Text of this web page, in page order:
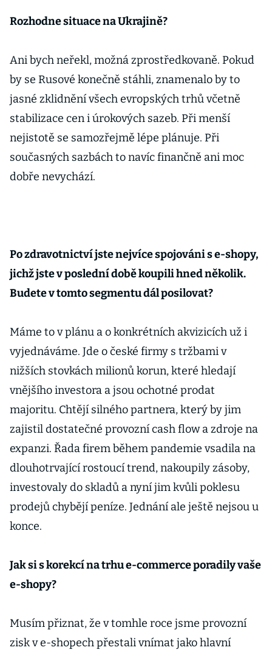
Rozhodne situace na Ukrajině?
Ani bych neřekl, možná zprostředkovaně. Pokud
by se Rusové konečně stáhli, znamenalo by to
jasné zklidnění všech evropských trhů včetně
stabilizace cen i úrokových sazeb. Při menší
nejistotě se samozřejmě lépe plánuje. Při
současných sazbách to navíc finančně ani moc
dobře nevychází.
Po zdravotnictví jste nejvíce spojováni s e-shopy,
jichž jste v poslední době koupili hned několik.
Budete v tomto segmentu dál posilovat?
Máme to v plánu a o konkrétních akvizicích už i
vyjednáváme. Jde o české firmy s tržbami v
nižších stovkách milionů korun, které hledají
vnějšího investora a jsou ochotné prodat
majoritu. Chtějí silného partnera, který by jim
zajistil dostatečné provozní cash flow a zdroje na
expanzi. Řada firem během pandemie vsadila na
dlouhotrvající rostoucí trend, nakoupily zásoby,
investovaly do skladů a nyní jim kvůli poklesu
prodejů chybějí peníze. Jednání ale ještě nejsou u
konce.
Jak si s korekcí na trhu e-commerce poradily vaše
e-shopy?
Musím přiznat, že v tomhle roce jsme provozní
zisk v e-shopech přestali vnímat jako hlavní